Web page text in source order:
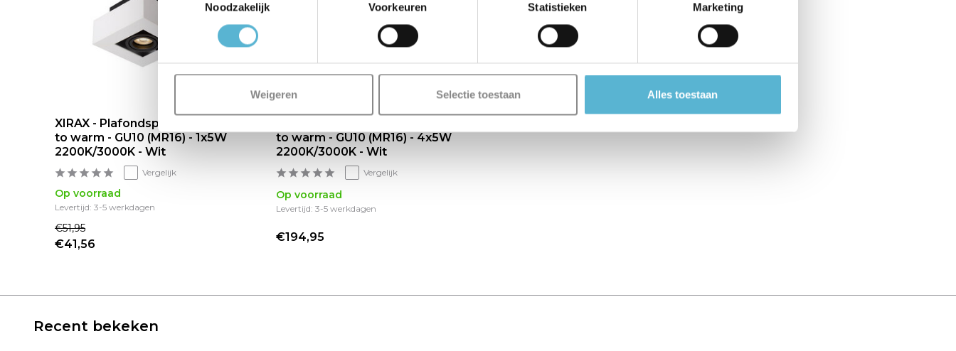
Noodzakelijk
Voorkeuren Statistieken Marketing
Weigeren Selectie toestaan Alles toestaan
XIRAX - Plafondspot - LED Dim
to warm - GU10 (MR16) - 1x5W
2200K/3000K - Wit
Vergelijk
Op voorraad
Levertijd: 3-5 werkdagen
€51,95
€41,56
to warm - GU10 (MR16) - 4x5W
2200K/3000K - Wit
Vergelijk
Op voorraad
Levertijd: 3-5 werkdagen
€194,95
Recent bekeken